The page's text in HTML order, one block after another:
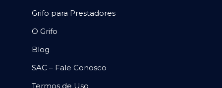
Grifo para Prestadores
O Grifo
Blog
SAC – Fale Conosco
Termos de Uso